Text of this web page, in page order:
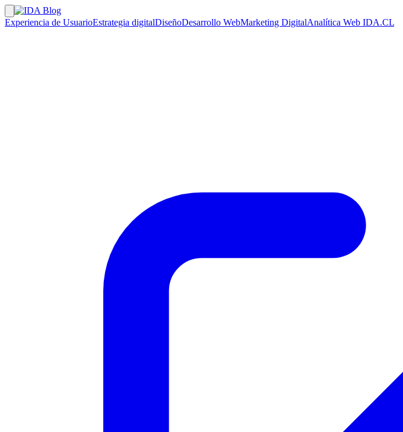
Experiencia de UsuarioEstrategia digitalDiseñoDesarrollo WebMarketing DigitalAnalítica Web IDA.CL